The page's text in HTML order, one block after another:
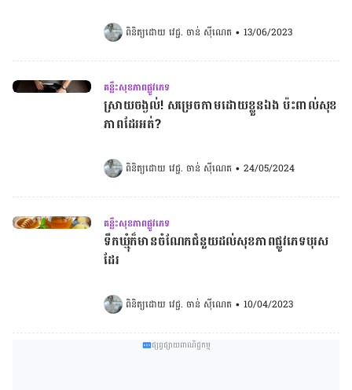
ពិនិត្យដោយ វេជ្ជ. ចាន់ ស៊ីណេត • 13/06/2023
គន្លឹះសុខភាពផ្លូវភេទ
ស្រាយចង្ងល់! សម្រេចកាមដោយខ្លួនឯង ប៉ះពាល់សុខ
ភាពដែរអត់?
ពិនិត្យដោយ វេជ្ជ. ចាន់ ស៊ីណេត • 24/05/2024
គន្លឹះសុខភាពផ្លូវភេទ
ទឹកឃ្មុំក៏មានចំណែកជំនួយដល់សុខភាពផ្លូវភេទបុរស
ដែរ
ពិនិត្យដោយ វេជ្ជ. ចាន់ ស៊ីណេត • 10/04/2023
ផ្សព្វផ្សាយពាណិជ្ជកម្ម